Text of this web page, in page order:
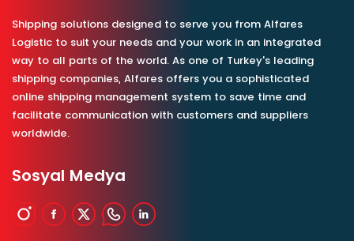
Shipping solutions designed to serve you from Alfares
Logistic to suit your needs and your work in an integrated
way to all parts of the world. As one of Turkey's leading
shipping companies, Alfares offers you a sophisticated
online shipping management system to save time and
facilitate communication with customers and suppliers
worldwide.
Sosyal Medya